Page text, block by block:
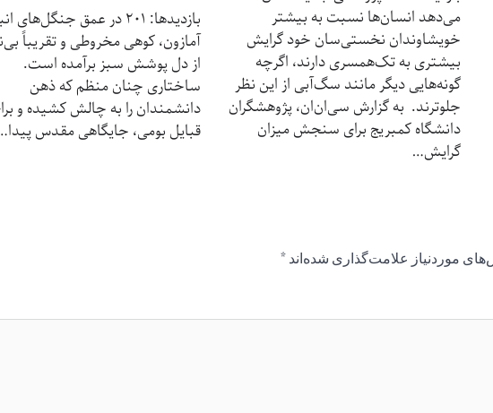
می‌دهد انسان‌ها نسبت به بیشتر
خویشاوندان نخستی‌سان خود گرایش
بیشتری به تک‌همسری دارند، اگرچه
گونه‌هایی دیگر مانند سگ‌آبی از این نظر
جلوترند. به گزارش سی‌ان‌ان‌، پژوهشگران
دانشگاه کمبریج برای سنجش میزان
گرایش…
بازدیدها: 201 در عمق جنگل‌های
آمازون، کوهی مخروطی و تقریباً
از دل پوشش سبز برآمده است.
ساختاری چنان منظم که ذهن
دانشمندان را به چالش کشیده و
قبایل بومی، جایگاهی مقدس
موردنیاز علامت‌گذاری شده‌اند *